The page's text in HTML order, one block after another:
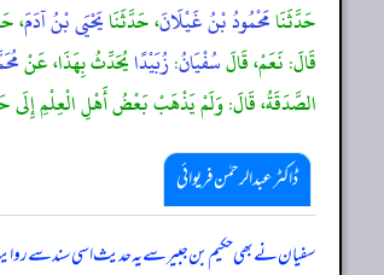
حَدَّثَنَامَحْمُودُ بْنُ غَيْلَانَ، حَدَّثَنَايَحْيَى بْنُ آدَمَ،
قَالَ: نَعَمْ، قَالَسُفْيَانُ:زُبَيْدًايُحَدِّثُ بِهَذَا، عَنْ
الصَّدَقَةُ، قَالَ: وَلَمْ يَذْهَبْ بَعْضُ أَهْلِ الْعِلْمِ إِلَى
ڈاکٹر عبدالرحمٰن فریوائی
سفیان نے بھی حکیم بن جبیر سےیہ حدیث اسی سند سے